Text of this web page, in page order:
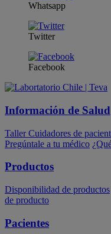
Whatsapp
Twitter
Facebook
Información de Salud
Taller Cuidadores de
Pregúntale a tu médico
Productos
Disponibilidad de productos
de producto
Pacientes